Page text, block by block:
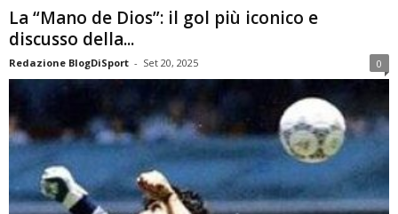
La “Mano de Dios”: il gol più iconico e
discusso della...
Redazione BlogDiSport - Set 20, 2025 0